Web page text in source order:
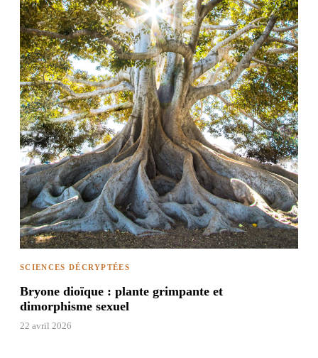
SCIENCES DÉCRYPTÉES
Bryone dioïque : plante grimpante et
dimorphisme sexuel
22 avril 2026